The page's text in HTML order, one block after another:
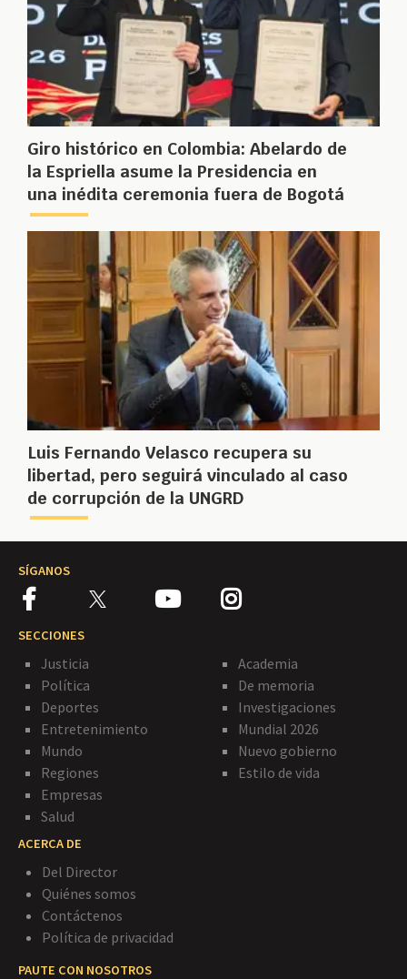
Giro histórico en Colombia: Abelardo de
la Espriella asume la Presidencia en
una inédita ceremonia fuera de Bogotá
Luis Fernando Velasco recupera su
libertad, pero seguirá vinculado al caso
de corrupción de la UNGRD
SÍGANOS
SECCIONES
Justicia
Política
Deportes
Entretenimiento
Mundo
Regiones
Empresas
Salud
Academia
De memoria
Investigaciones
Mundial 2026
Nuevo gobierno
Estilo de vida
ACERCA DE
Del Director
Quiénes somos
Contáctenos
Política de privacidad
PAUTE CON NOSOTROS